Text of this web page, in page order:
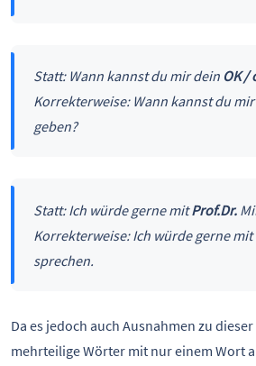
Statt: Wann kannst du mir dein OK /
Korrekterweise: Wann kannst du
geben?
Statt: Ich würde gerne mitProf.Dr.
Korrekterweise: Ich würde gerne mit
sprechen.
Da es jedoch auch Ausnahmen zu
mehrteilige Wörter mit nur einem Wort